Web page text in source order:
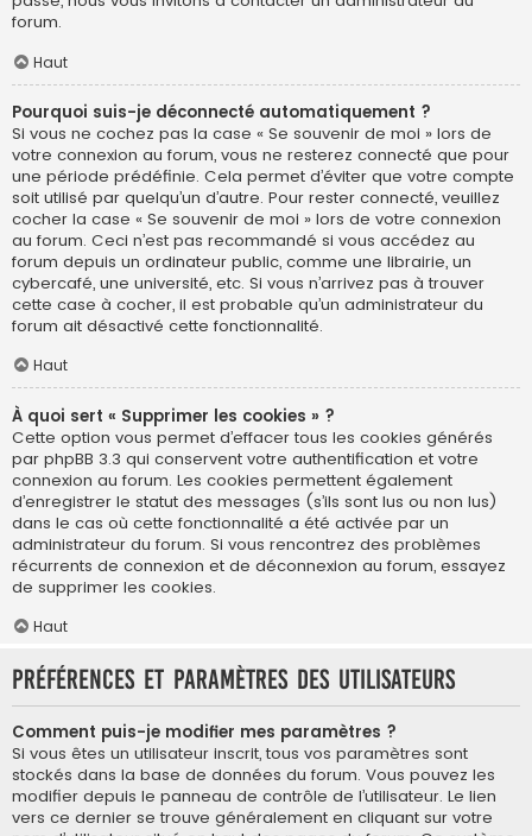
forum.
Haut
Pourquoi suis-je déconnecté automatiquement ?
Si vous ne cochez pas la case « Se souvenir de moi » lors de
votre connexion au forum, vous ne resterez connecté que pour
une période prédéfinie. Cela permet d’éviter que votre compte
soit utilisé par quelqu’un d’autre. Pour rester connecté, veuillez
cocher la case « Se souvenir de moi » lors de votre connexion
au forum. Ceci n’est pas recommandé si vous accédez au
forum depuis un ordinateur public, comme une librairie, un
cybercafé, une université, etc. Si vous n’arrivez pas à trouver
cette case à cocher, il est probable qu’un administrateur du
forum ait désactivé cette fonctionnalité.
Haut
À quoi sert « Supprimer les cookies » ?
Cette option vous permet d’effacer tous les cookies générés
par phpBB 3.3 qui conservent votre authentification et votre
connexion au forum. Les cookies permettent également
d’enregistrer le statut des messages (s’ils sont lus ou non lus)
dans le cas où cette fonctionnalité a été activée par un
administrateur du forum. Si vous rencontrez des problèmes
récurrents de connexion et de déconnexion au forum, essayez
de supprimer les cookies.
Haut
Préférences et paramètres des utilisateurs
Comment puis-je modifier mes paramètres ?
Si vous êtes un utilisateur inscrit, tous vos paramètres sont
stockés dans la base de données du forum. Vous pouvez les
modifier depuis le panneau de contrôle de l’utilisateur. Le lien
vers ce dernier se trouve généralement en cliquant sur votre